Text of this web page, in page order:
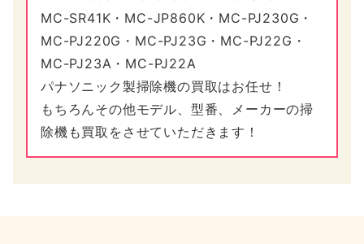
MC-SR41K・MC-JP860K・MC-PJ230G・
MC-PJ220G・MC-PJ23G・MC-PJ22G・
MC-PJ23A・MC-PJ22A
パナソニック製掃除機の買取はお任せ！
もちろんその他モデル、型番、メーカーの掃
除機も買取をさせていただきます！